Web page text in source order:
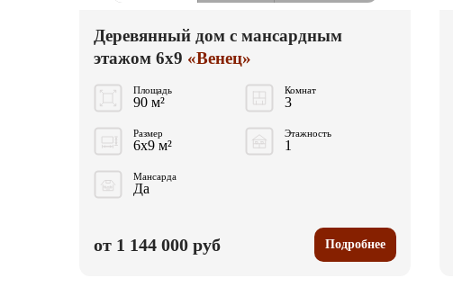
Деревянный дом с мансардным
этажом 6x9 «Венец»
Площадь
90 м²
Комнат
3
Размер
6x9 м²
Этажность
1
Мансарда
Да
от 1 144 000 руб Подробнее